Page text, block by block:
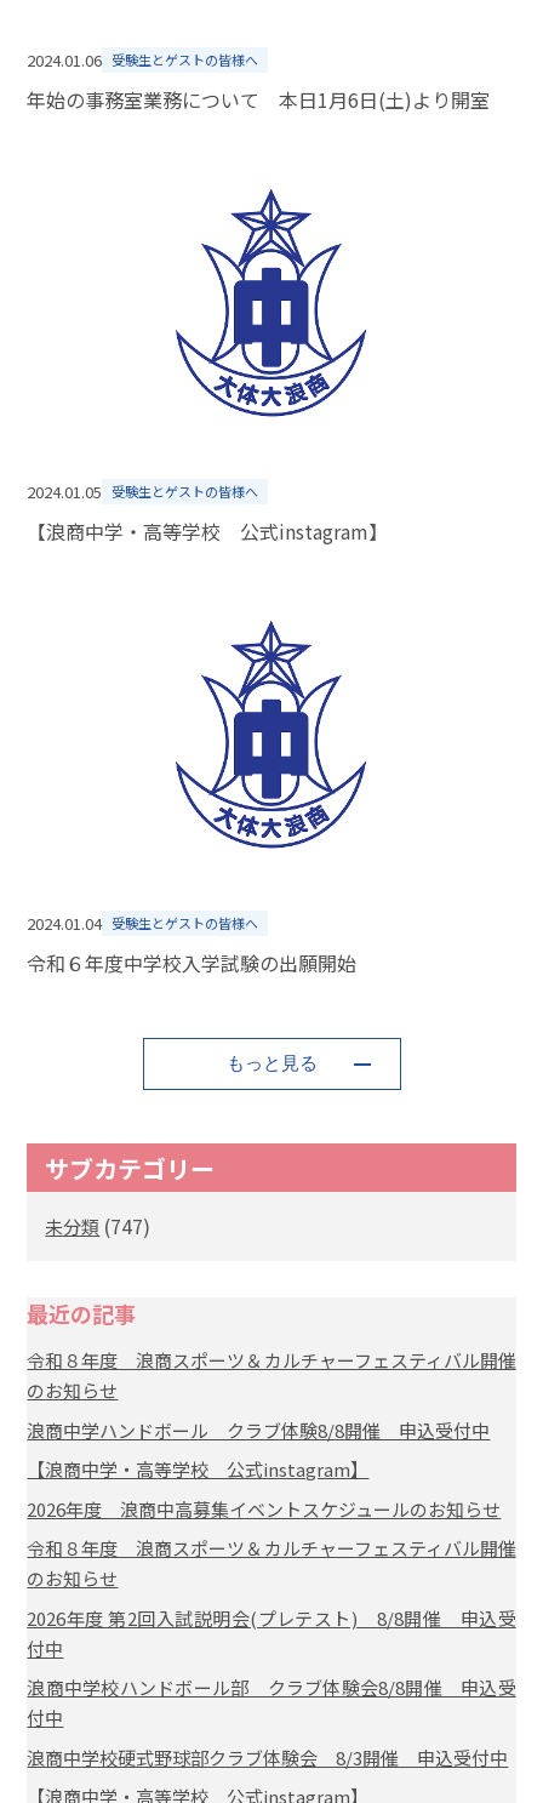
2024.01.06 受験生とゲストの皆様へ
年始の事務室業務について 本日1月6日(土)より開室
2024.01.05 受験生とゲストの皆様へ
【浪商中学・高等学校 公式instagram】
2024.01.04 受験生とゲストの皆様へ
令和６年度中学校入学試験の出願開始
もっと見る
サブカテゴリー
未分類 (747)
最近の記事
令和８年度 浪商スポーツ＆カルチャーフェスティバル開催
のお知らせ
浪商中学ハンドボール クラブ体験8/8開催 申込受付中
【浪商中学・高等学校 公式instagram】
2026年度 浪商中高募集イベントスケジュールのお知らせ
令和８年度 浪商スポーツ＆カルチャーフェスティバル開催
のお知らせ
2026年度 第2回入試説明会(プレテスト) 8/8開催 申込受
付中
浪商中学校ハンドボール部 クラブ体験会8/8開催 申込受
付中
浪商中学校硬式野球部クラブ体験会 8/3開催 申込受付中
【浪商中学・高等学校 公式instagram】